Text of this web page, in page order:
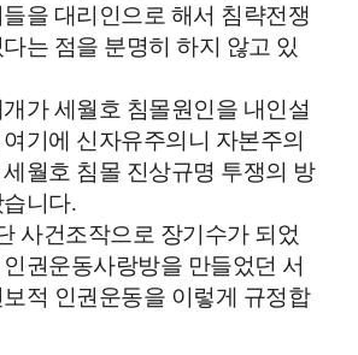
을 대리인으로 해서 침략전쟁
는 점을 분명히 하지 않고 있
가 세월호 침몰원인을 내인설
기에 신자유주의니 자본주의
월호 침몰 진상규명 투쟁의 방
니다.
사건조작으로 장기수가 되었
권운동사랑방을 만들었던 서
적 인권운동을 이렇게 규정합